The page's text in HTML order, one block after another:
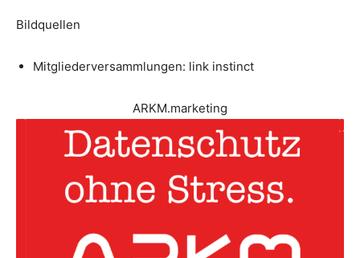
Bildquellen
Mitgliederversammlungen: link instinct
ARKM.marketing